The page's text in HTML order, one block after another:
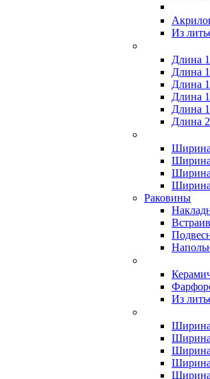
Из
Длина
Длина
Длина
Длина
Длина
Длина
Раковины
Из